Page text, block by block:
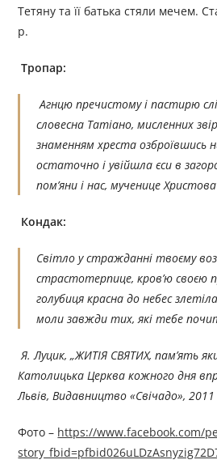
Тетяну та її батька стяли мечем.
р.
Тропар:
Агнцю пречистому і пастирю
словесна Татіано, мисленних
знаменням хреста озброївшись
остаточно і увійшла єси в
пом’яни і нас, мученице
Кондак:
Світло у стражданні твоєму
страстотерпице, кров’ю своєю
голубиця красна до небес
моли завжди тих, які тебе
Я. Луцик, „ЖИТІЯ СВЯТИХ, пам’ять
Католицька Церква кожного дня
Львів, Видавництво «Свічадо», 201 1
Фото – https://www.facebook.com/